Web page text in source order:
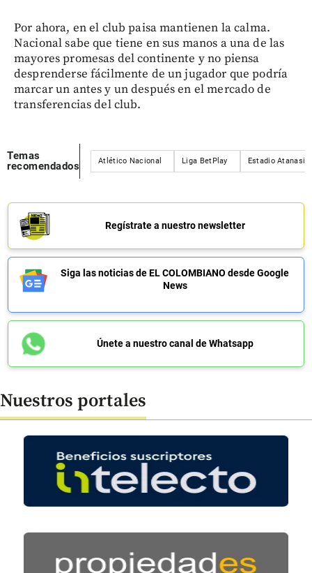
Por ahora, en el club paisa mantienen la calma.
Nacional sabe que tiene en sus manos a una de las
mayores promesas del continente y no piensa
desprenderse fácilmente de un jugador que podría
marcar un antes y un después en el mercado de
transferencias del club.
Temas
recomendados
Atlético Nacional Liga BetPlay Estadio
Regístrate a nuestro newsletter
Siga las noticias de EL COLOMBIANO desde Google
News
Únete a nuestro canal de Whatsapp
Nuestros portales